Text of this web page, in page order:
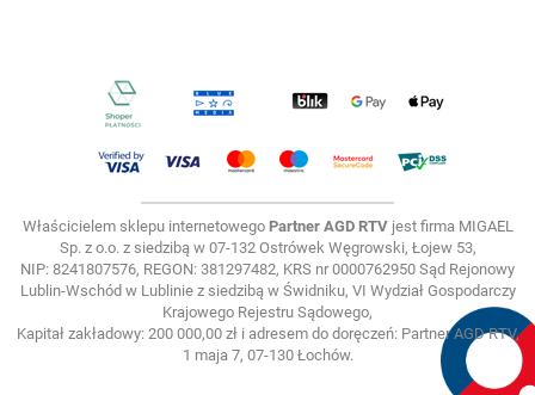
Właścicielem sklepu internetowego Partner AGD RTVjest firma MIGAEL
Sp. z o.o. z siedzibą w 07-132 Ostrówek Węgrowski, Łojew 53,
NIP: 8241807576, REGON: 381297482, KRS nr 0000762950 Sąd Rejonowy
Lublin-Wschód w Lublinie z siedzibą w Świdniku, VI Wydział Gospodarczy
Krajowego Rejestru Sądowego,
Kapitał zakładowy: 200 000,00 zł i adresem do doręczeń: Partner AGD RTV,
1 maja 7, 07-130 Łochów.